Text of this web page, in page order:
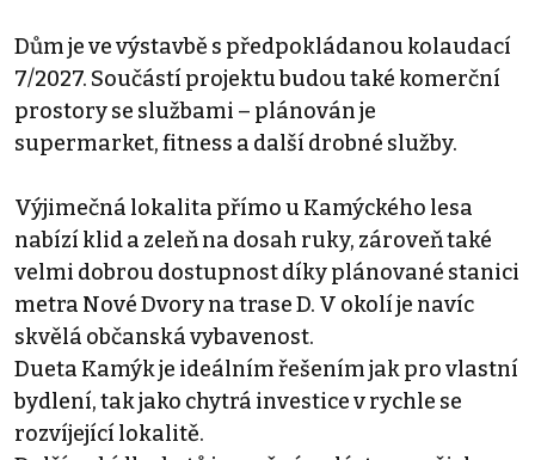
Dům je ve výstavbě s předpokládanou kolaudací
7/2027. Součástí projektu budou také komerční
prostory se službami – plánován je
supermarket, fitness a další drobné služby.
Výjimečná lokalita přímo u Kamýckého lesa
nabízí klid a zeleň na dosah ruky, zároveň také
velmi dobrou dostupnost díky plánované stanici
metra Nové Dvory na trase D. V okolí je navíc
skvělá občanská vybavenost.
Dueta Kamýk je ideálním řešením jak pro vlastní
bydlení, tak jako chytrá investice v rychle se
rozvíjející lokalitě.